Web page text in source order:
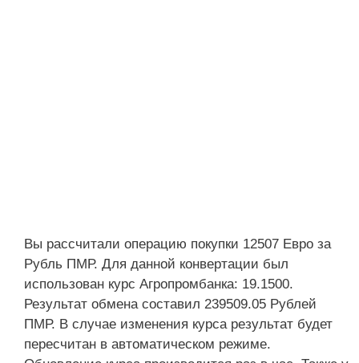
Вы рассчитали операцию покупки 12507 Евро за
Рубль ПМР. Для данной конвертации был
использован курс Агропромбанка: 19.1500.
Результат обмена составил 239509.05 Рублей
ПМР. В случае изменения курса результат будет
пересчитан в автоматическом режиме.